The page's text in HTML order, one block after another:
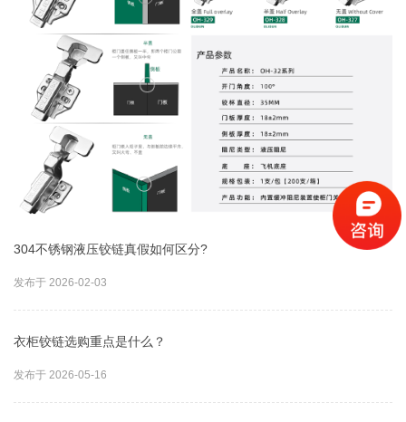
304不锈钢液压铰链真假如何区分?
发布于 2026-02-03
衣柜铰链选购重点是什么？
发布于 2026-05-16